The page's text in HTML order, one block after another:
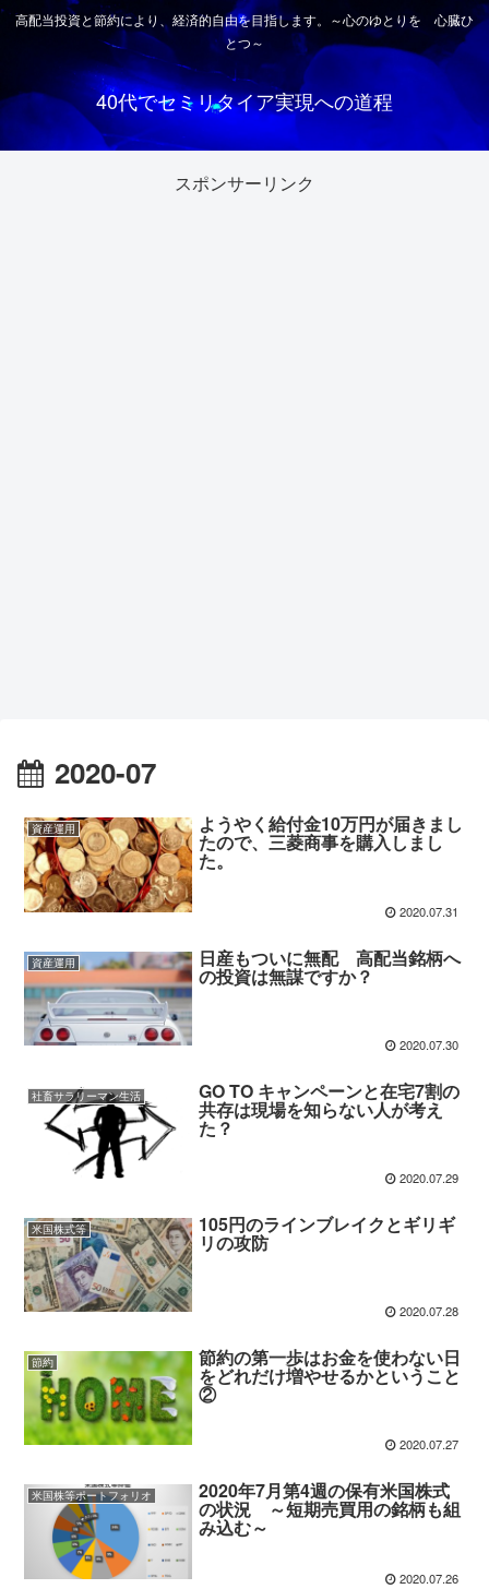
高配当投資と節約により、経済的自由を目指します。～心のゆとりを 心臓ひ
とつ～
40代でセミリタイア実現への道程
スポンサーリンク
2020-07
資産運用 ようやく給付金10万円が届きまし
たので、三菱商事を購入しまし
た。
2020.07.31
資産運用 日産もついに無配 高配当銘柄へ
の投資は無謀ですか？
2020.07.30
社畜サラリーマン生活 GO TO キャンペーンと在宅7割の
共存は現場を知らない人が考え
た？
2020.07.29
米国株式等 105円のラインブレイクとギリギ
リの攻防
2020.07.28
節約 節約の第一歩はお金を使わない日
をどれだけ増やせるかということ
②
2020.07.27
米国株等ポートフォリオ 2020年7月第4週の保有米国株式
の状況 ～短期売買用の銘柄も組
み込む～
2020.07.26